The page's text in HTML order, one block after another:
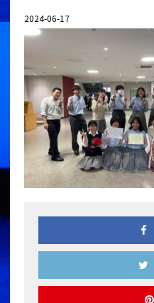
2024-06-17